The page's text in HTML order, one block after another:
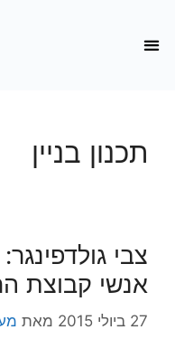
תכנון בניין
צבי
אנשי קבוצת
27 ביולי 2015 מאת